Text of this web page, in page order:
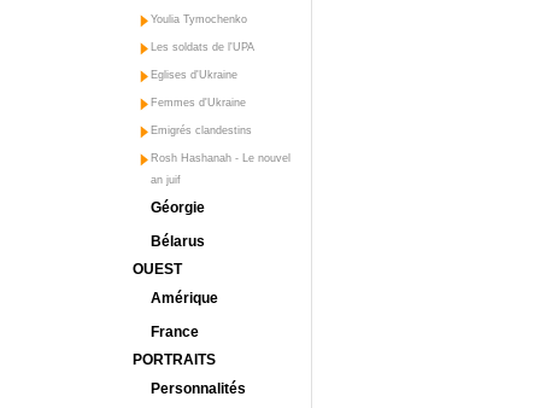
Youlia Tymochenko
Les soldats de l'UPA
Eglises d'Ukraine
Femmes d'Ukraine
Emigrés clandestins
Rosh Hashanah - Le nouvel
an juif
Géorgie
Bélarus
OUEST
Amérique
France
PORTRAITS
Personnalités